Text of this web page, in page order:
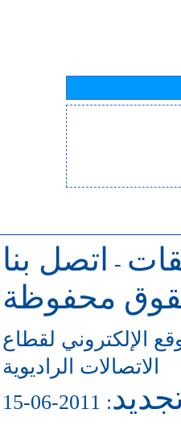
-
اتصل بنا
محفوظة
الإلكتروني لقطاع
الاتصالات الراديوية
: 2011-06-15